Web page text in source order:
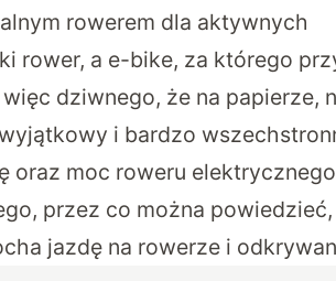
rowerem dla aktywnych
rower, a e-bike, za którego
dziwnego, że na papierze,
i bardzo
oraz moc roweru
przez co można
jazdę na rowerze i